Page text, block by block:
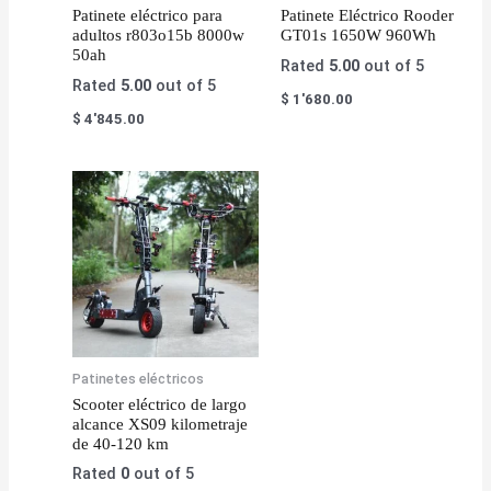
Patinete eléctrico para
adultos r803o15b 8000w
50ah
Rated 5.00 out of 5
$ 4'845.00
Patinete Eléctrico Rooder
GT01s 1650W 960Wh
Rated 5.00out of 5
$ 1'680.00
Patinetes eléctricos
Scooter eléctrico de largo
alcance XS09 kilometraje
de 40-120 km
Rated 0 out of 5